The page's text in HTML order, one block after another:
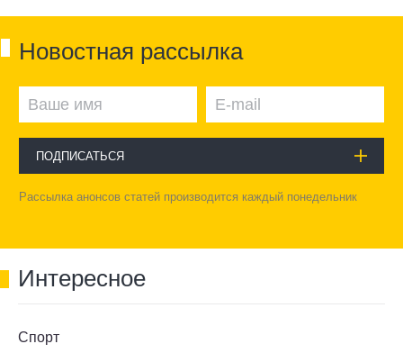
Новостная рассылка
ПОДПИСАТЬСЯ
Рассылка анонсов статей производится каждый понедельник
Интересное
Спорт